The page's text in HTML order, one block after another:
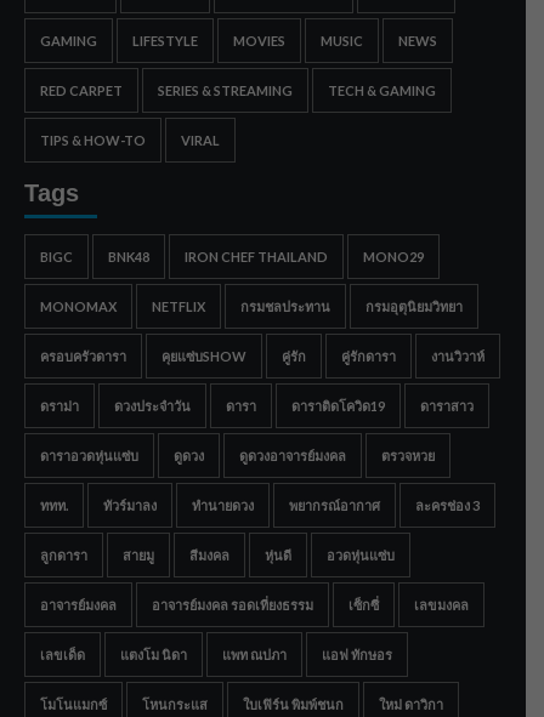
GAMING LIFESTYLE MOVIES MUSIC NEWS
RED CARPET SERIES & STREAMING TECH & GAMING
TIPS & HOW-TO VIRAL
Tags
BIGC BNK48 IRON CHEF THAILAND MONO29
MONOMAX NETFLIX กรมชลประทาน กรมอุตุนิยมวิทยา
ครอบครัวดารา คุยแซ่บSHOW คู่รัก คู่รักดารา งานวิวาห์
ดราม่า ดวงประจำวัน ดารา ดาราติดโควิด19 ดาราสาว
ดาราอวดหุ่นแซ่บ ดูดวง ดูดวงอาจารย์มงคล ตรวจหวย
ททท. ทัวร์มาลง ทำนายดวง พยากรณ์อากาศ ละครช่อง 3
ลูกดารา สายมู สีมงคล หุ่นดี อวดหุ่นแซ่บ
อาจารย์มงคล อาจารย์มงคล รอดเที่ยงธรรม เซ็กซี่ เลขมงคล
เลขเด็ด แตงโม นิดา แพท ณปภา แอฟ ทักษอร
โมโนแมกซ์ โหนกระแส ใบเฟิร์น พิมพ์ชนก ใหม่ ดาวิกา